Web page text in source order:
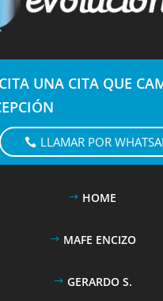
UNA CITA QUE
LLAMAR POR
HOME
MAFE ENCIZO
GERARDO S.